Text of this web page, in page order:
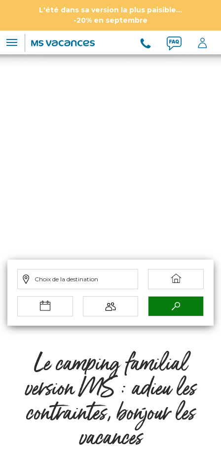
L'été dans sa version la plus paisible...
-20% en septembre
Choix de la destination
Le camping familial
version MS : adieu les
contraintes, bonjour les
vacances